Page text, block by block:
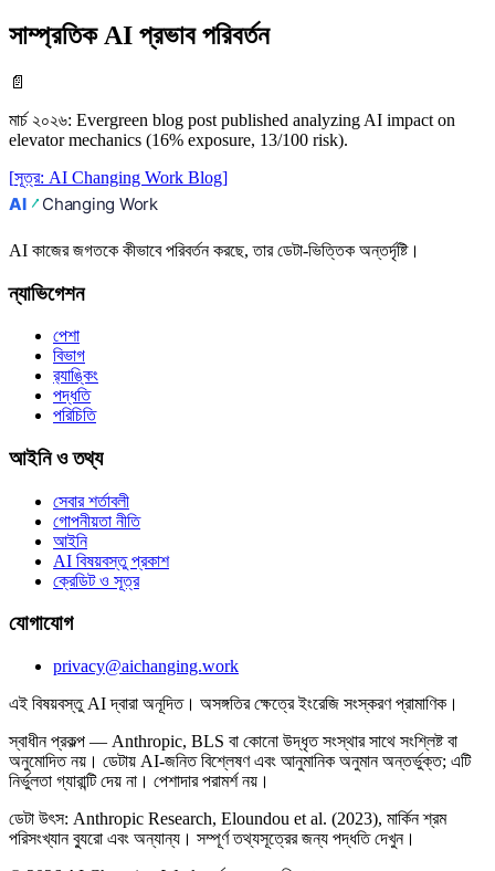
সাম্প্রতিক AI প্রভাব পরিবর্তন
📄
মার্চ ২০২৬: Evergreen blog post published analyzing AI impact on
elevator mechanics (16% exposure, 13/100 risk).
[সূত্র: AI Changing Work Blog]
AI কাজের জগতকে কীভাবে পরিবর্তন করছে, তার ডেটা-ভিত্তিক অন্তর্দৃষ্টি।
ন্যাভিগেশন
পেশা
বিভাগ
র‍্যাঙ্কিং
পদ্ধতি
পরিচিতি
আইনি ও তথ্য
সেবার শর্তাবলী
গোপনীয়তা নীতি
আইনি
AI বিষয়বস্তু প্রকাশ
ক্রেডিট ও সূত্র
যোগাযোগ
privacy@aichanging.work
এই বিষয়বস্তু AI দ্বারা অনূদিত। অসঙ্গতির ক্ষেত্রে ইংরেজি সংস্করণ প্রামাণিক।
স্বাধীন প্রকল্প — Anthropic, BLS বা কোনো উদ্ধৃত সংস্থার সাথে সংশ্লিষ্ট বা
অনুমোদিত নয়। ডেটায় AI-জনিত বিশ্লেষণ এবং আনুমানিক অনুমান অন্তর্ভুক্ত; এটি
নির্ভুলতা গ্যারান্টি দেয় না। পেশাদার পরামর্শ নয়।
ডেটা উৎস: Anthropic Research, Eloundou et al. (2023), মার্কিন শ্রম
পরিসংখ্যান ব্যুরো এবং অন্যান্য। সম্পূর্ণ তথ্যসূত্রের জন্য পদ্ধতি দেখুন।